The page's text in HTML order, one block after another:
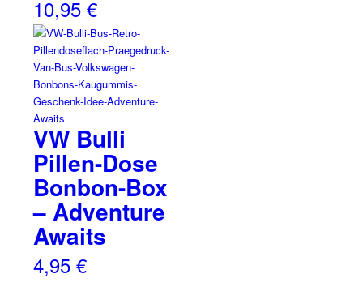
10,95 €
VW Bulli
Pillen-Dose
Bonbon-Box
– Adventure
Awaits
4,95 €